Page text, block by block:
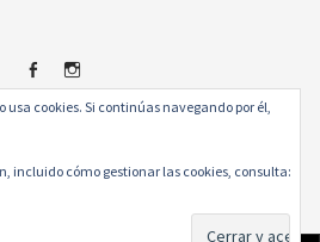
FacebookInstagram
© 2026.
usa cookies. Si continúas navegando por él,
incluido cómo gestionar las cookies, consulta: